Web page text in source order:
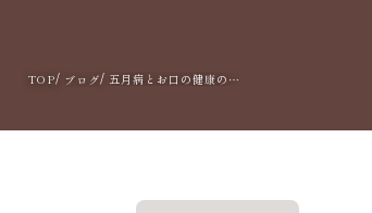
TOP ブログ 五月病とお口の健康の関係とは？